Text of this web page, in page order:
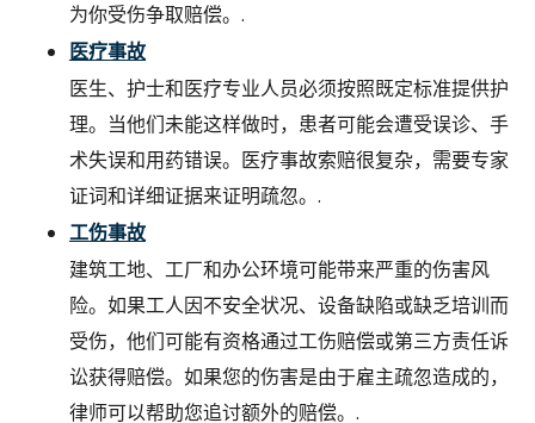
为你受伤争取赔偿。.
医疗事故
医生、护士和医疗专业人员必须按照既定标准提供护
理。当他们未能这样做时，患者可能会遭受误诊、手
术失误和用药错误。医疗事故索赔很复杂，需要专家
证词和详细证据来证明疏忽。.
工伤事故
建筑工地、工厂和办公环境可能带来严重的伤害风
险。如果工人因不安全状况、设备缺陷或缺乏培训而
受伤，他们可能有资格通过工伤赔偿或第三方责任诉
讼获得赔偿。如果您的伤害是由于雇主疏忽造成的，
律师可以帮助您追讨额外的赔偿。.